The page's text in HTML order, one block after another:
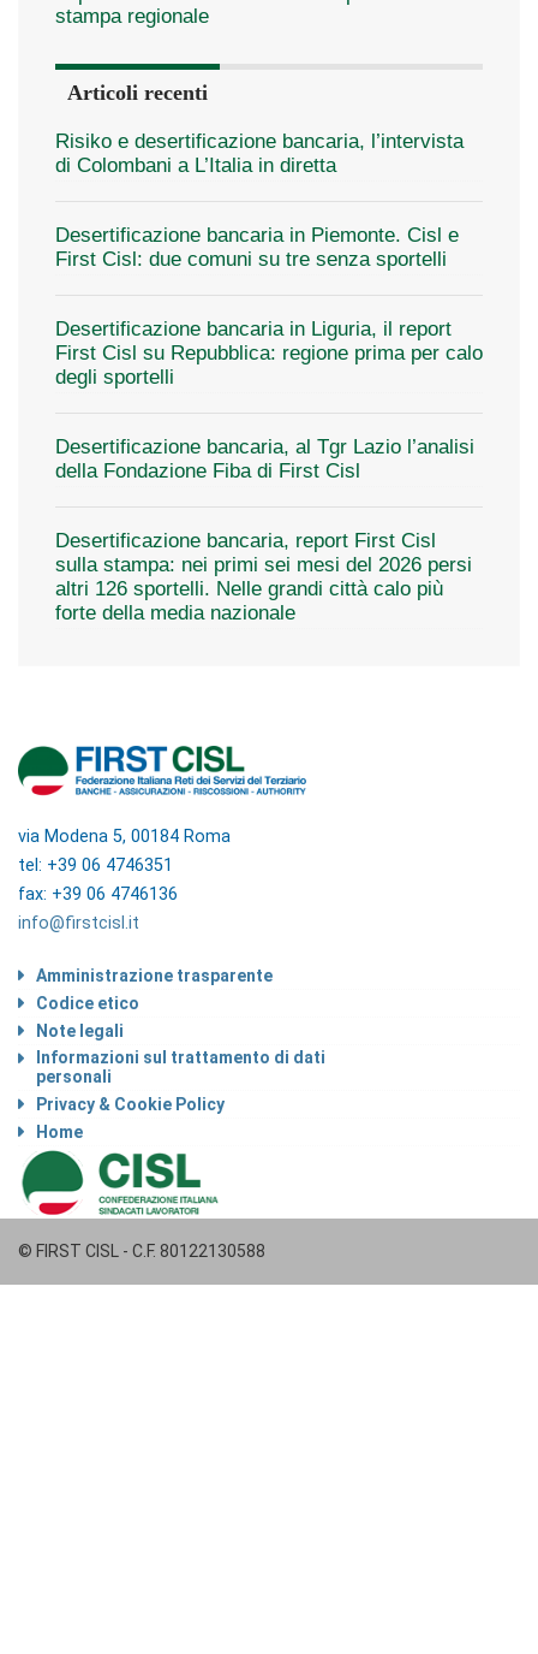
stampa regionale
Articoli recenti
Risiko e desertificazione bancaria, l’intervista
di Colombani a L’Italia in diretta
Desertificazione bancaria in Piemonte. Cisl e
First Cisl: due comuni su tre senza sportelli
Desertificazione bancaria in Liguria, il report
First Cisl su Repubblica: regione prima per calo
degli sportelli
Desertificazione bancaria, al Tgr Lazio l’analisi
della Fondazione Fiba di First Cisl
Desertificazione bancaria, report First Cisl
sulla stampa: nei primi sei mesi del 2026 persi
altri 126 sportelli. Nelle grandi città calo più
forte della media nazionale
via Modena 5, 00184 Roma
tel: +39 06 4746351
fax: +39 06 4746136
info@firstcisl.it
Amministrazione trasparente
Codice etico
Note legali
Informazioni sul trattamento di dati
personali
Privacy & Cookie Policy
Home
© FIRST CISL - C.F. 80122130588